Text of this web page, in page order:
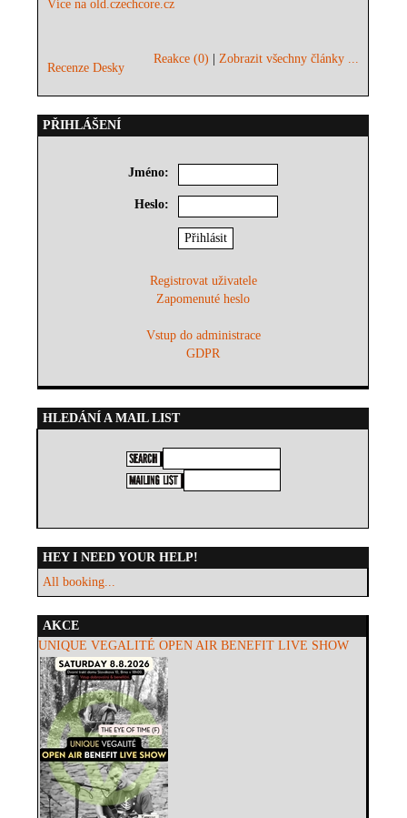
Více na old.czechcore.cz
Recenze Desky
Reakce (0) |Zobrazit všechny články ...
PŘIHLÁŠENÍ
Jméno:
Heslo:
Registrovat uživatele
Zapomenuté heslo
Vstup do administrace
GDPR
HLEDÁNÍ A MAIL LIST
HEY I NEED YOUR HELP!
All booking...
AKCE
UNIQUE VEGALITÉ OPEN AIR BENEFIT LIVE SHOW